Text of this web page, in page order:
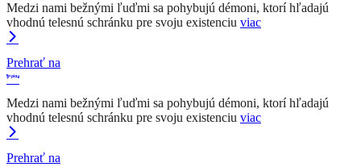
Medzi nami bežnými ľuďmi sa pohybujú démoni, ktorí hľadajú
vhodnú telesnú schránku pre svoju existenciu viac
Prehrať na
Medzi nami bežnými ľuďmi sa pohybujú démoni, ktorí hľadajú
vhodnú telesnú schránku pre svoju existenciu viac
Prehrať na